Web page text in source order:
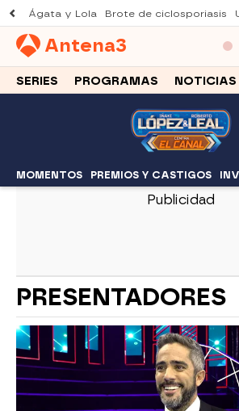
Ágata y Lola Brote de ciclosporiasis
Antena3
SERIES PROGRAMAS NOTICIAS
MOMENTOS PREMIOS Y CASTIGOS
PRESENTADORES